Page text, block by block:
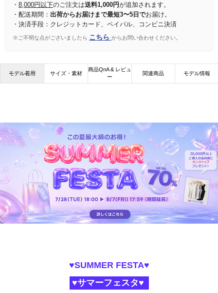
・ 8,000円以下のご注文は送料1,000円が追加されます。
・配送期間： 出荷からお届けまで最短3〜5日でお届け。
・決済手段：クレジットカード、ペイパル、コンビニ決済
※ご不明な点がございましたら こちら からお問い合わせください。
モデル着用 サイズ・素材
商品QnA & レビュ
ー
関連商品 モデル情報
♥SUMMER FESTA♥
♥サマーフェスタ♥